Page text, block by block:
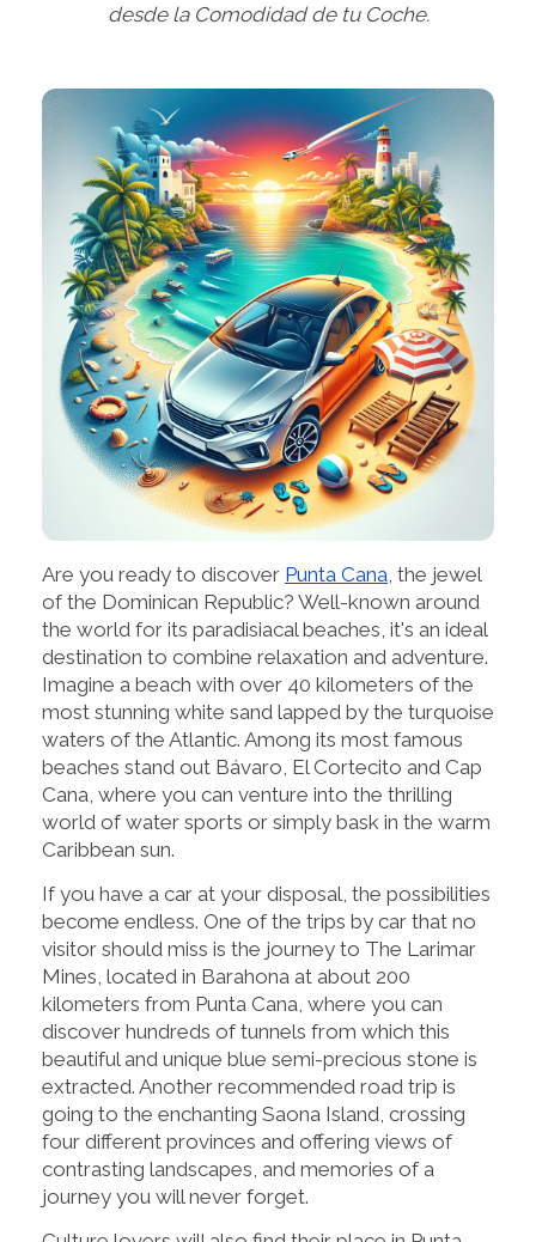
desde la Comodidad de tu Coche.
Are you ready to discover Punta Cana , the jewel
of the Dominican Republic? Well-known around
the world for its paradisiacal beaches, it's an ideal
destination to combine relaxation and adventure.
Imagine a beach with over 40 kilometers of the
most stunning white sand lapped by the turquoise
waters of the Atlantic. Among its most famous
beaches stand out Bávaro, El Cortecito and Cap
Cana, where you can venture into the thrilling
world of water sports or simply bask in the warm
Caribbean sun.
If you have a car at your disposal, the possibilities
become endless. One of the trips by car that no
visitor should miss is the journey to The Larimar
Mines, located in Barahona at about 200
kilometers from Punta Cana, where you can
discover hundreds of tunnels from which this
beautiful and unique blue semi-precious stone is
extracted. Another recommended road trip is
going to the enchanting Saona Island, crossing
four different provinces and offering views of
contrasting landscapes, and memories of a
journey you will never forget.